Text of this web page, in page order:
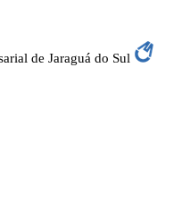
de Jaraguá do Sul